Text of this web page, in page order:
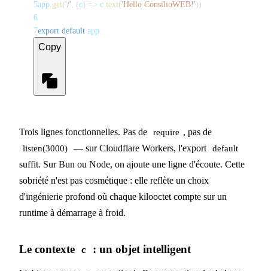
5app get('/' (c) => c text('Hello ConsilioWEB!'))
6
7export default app
Copy
Trois lignes fonctionnelles. Pas de require , pas de
listen(3000) — sur Cloudflare Workers, l'export default
suffit. Sur Bun ou Node, on ajoute une ligne d'écoute. Cette
sobriété n'est pas cosmétique : elle reflète un choix
d'ingénierie profond où chaque kilooctet compte sur un
runtime à démarrage à froid.
Le contexte c : un objet intelligent